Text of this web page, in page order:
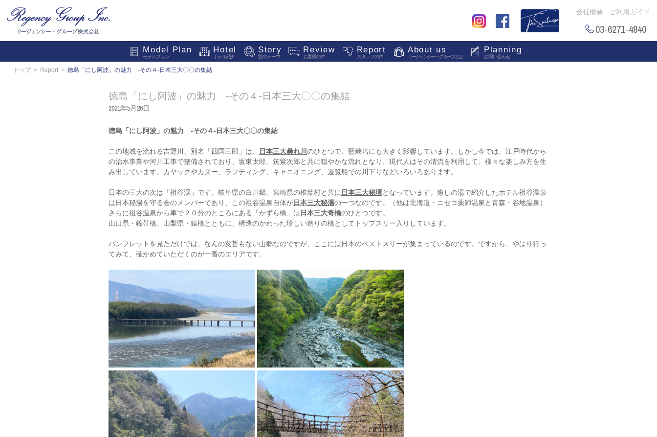
会社概要 ご利用ガイド
03-6271-4840
Model Plan
モデルプラン
Hotel
ホテル紹介
Story
旅のテーマ
Review
お客様の声
Report
スタッフの声
About us
リージェンシー・グループとは
Planning
お問い合わせ
トップ Report 徳島「にし阿波」の魅力 -その４-日本三大〇〇の集結
徳島「にし阿波」の魅力 -その４-日本三大〇〇の集結
2021年5月26日
徳島「にし阿波」の魅力 -その４-日本三大〇〇の集結
この地域を流れる吉野川、別名「四国三郎」は、 日本三大暴れ川 のひとつで、藍栽培にも大きく影響しています。しかし今では、江戸時代から
の治水事業や河川工事で整備されており、坂東太郎、筑紫次郎と共に穏やかな流れとなり、現代人はその清流を利用して、様々な楽しみ方を生
み出しています。カヤックやカヌー、ラフティング、キャニオニング、遊覧船での川下りなどいろいろあります。
日本の三大の次は「祖谷渓」です。岐阜県の白川郷、宮崎県の椎葉村と共に 日本三大秘境となっています。癒しの湯で紹介したホテル祖谷温泉
は日本秘湯を守る会のメンバーであり、この祖谷温泉自体が日本三大秘湯の一つなのです。（他は北海道・ニセコ薬師温泉と青森・谷地温泉）
さらに祖谷温泉から車で２０分のところにある「かずら橋」は 日本三大奇橋のひとつです。
山口県・錦帯橋、山梨県・猿橋とともに、構造のかわった珍しい造りの橋としてトップスリー入りしています。
パンフレットを見ただけでは、なんの変哲もない山郷なのですが、ここには日本のベストスリーが集まっているのです。ですから、やはり行っ
てみて、確かめていただくのが一番のエリアです。